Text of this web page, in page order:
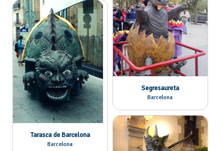
Segresaureta
Barcelona
Tarasca de Barcelona
Barcelona